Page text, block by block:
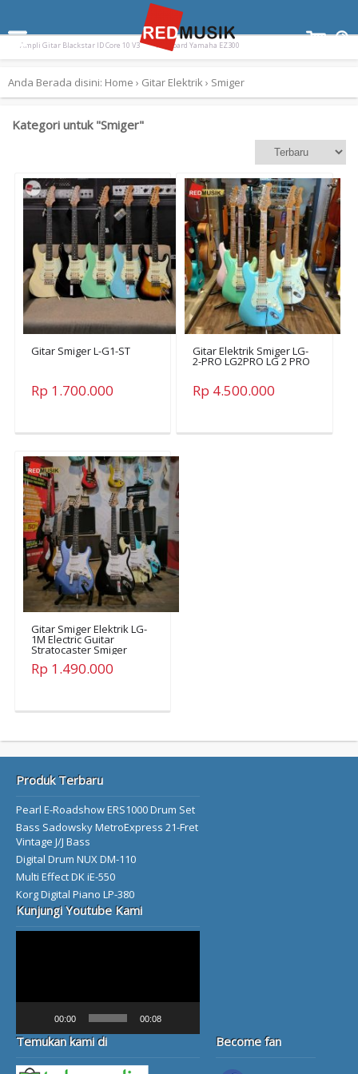
Drum Elektrik Nux Drum Electric DM310 DM
Paladin SK-55
Ampli Gitar Blackstar ID Core 10 V3
Keyboard Yamaha EZ300
Anda Berada disini: Home › Gitar Elektrik› Smiger
Kategori untuk "Smiger"
Gitar Smiger L-G1-ST
Rp 1.700.000
Gitar Elektrik Smiger LG-
2-PRO LG2PRO LG 2 PRO
Rp 4.500.000
Gitar Smiger Elektrik LG-
1M Electric Guitar
Stratocaster Smiger
Rp 1.490.000
Produk Terbaru
Pearl E-Roadshow ERS1000 Drum Set
Bass Sadowsky MetroExpress 21-Fret
Vintage J/J Bass
Digital Drum NUX DM-110
Multi Effect DK iE-550
Korg Digital Piano LP-380
Kunjungi Youtube Kami
00:00 00:08
Temukan kami di Become fan